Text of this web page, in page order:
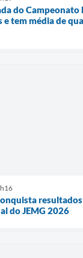
do Campeonato
e tem média de
do JEMG 2026